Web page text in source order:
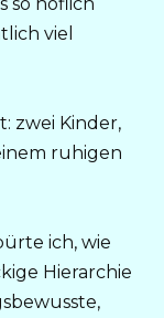
viel
zwei Kinder,
ruhigen
ich, wie
Hierarchie